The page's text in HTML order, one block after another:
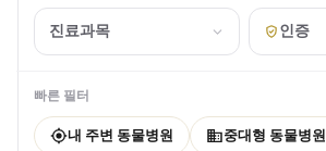
진료과목 인증
빠른 필터
내 주변 동물병원 중대형 동물병원